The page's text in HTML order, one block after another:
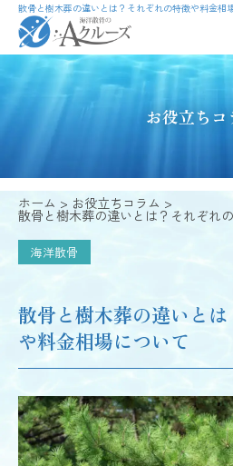
散骨と樹木葬の違いとは？それぞれの特徴や料金相
お役立ちコ
ホーム お役立ちコラム
散骨と樹木葬の違いとは？それぞれ
海洋散骨
散骨と樹木葬の違いと
や料金相場について